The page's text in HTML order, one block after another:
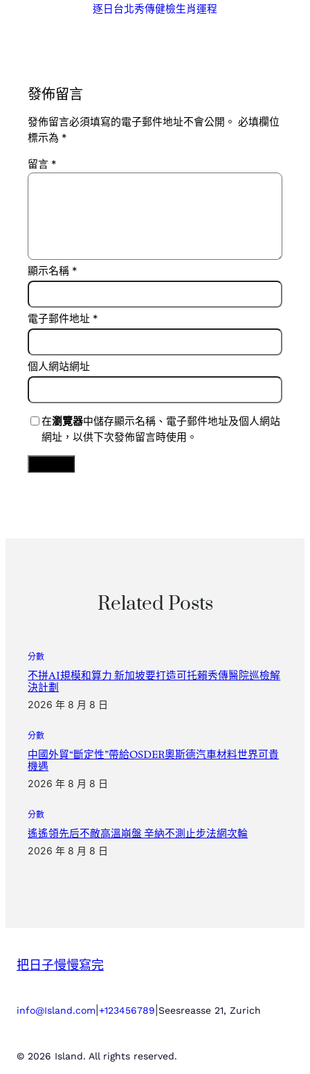
逐日台北秀傳健檢生肖運程
發佈留言
發佈留言必須填寫的電子郵件地址不會公開。 必填欄位
標示為 *
留言 *
顯示名稱 *
電子郵件地址 *
個人網站網址
在瀏覽器中儲存顯示名稱、電子郵件地址及個人網站
網址，以供下次發佈留言時使用。
Related Posts
分數
不拼AI規模和算力 新加坡要打造可托賴秀傳醫院巡檢解
決計劃
2026 年 8 月 8 日
分數
中國外貿“斷定性”帶給OSDER奧斯德汽車材料世界可貴
機遇
2026 年 8 月 8 日
分數
遙遙領先后不敵高溫崩盤 辛納不測止步法網次輪
2026 年 8 月 8 日
把日子慢慢寫完
info@Island.com +123456789 Seesreasse 21, Zurich
© 2026 Island. All rights reserved.